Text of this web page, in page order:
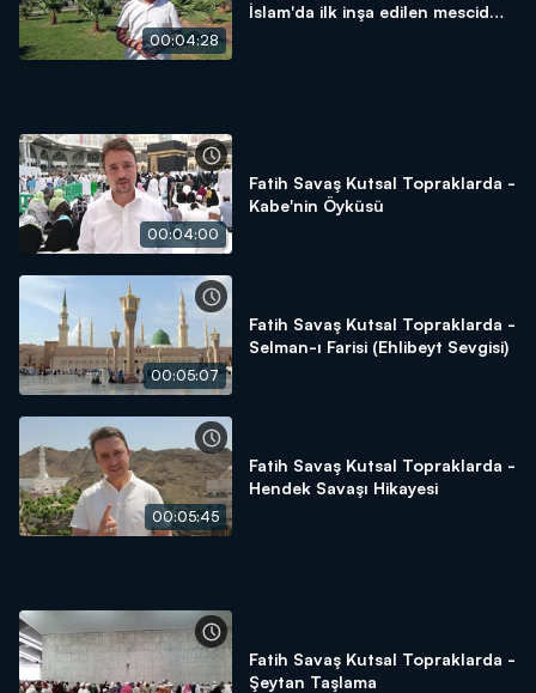
00:04:28
İslam'da ilk inşa edilen mescid
00:04:00
Fatih Savaş Kutsal Topraklarda -
Kabe'nin Öyküsü
00:05:07
Fatih Savaş Kutsal Topraklarda -
Selman-ı Farisi (Ehlibeyt Sevgisi)
00:05:45
Fatih Savaş Kutsal Topraklarda -
Hendek Savaşı Hikayesi
Fatih Savaş Kutsal Topraklarda -
Şeytan Taşlama